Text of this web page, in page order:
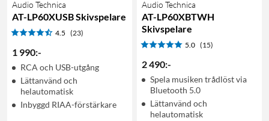
Audio Technica
AT-LP60XUSB Skivspelare
4.5 (23)
1 990:-
RCA och USB-utgång
Lättanvänd och
helautomatisk
Inbyggd RIAA-förstärkare
Audio Technica
AT-LP60XBTWH
Skivspelare
5.0 (15)
2 490:-
Spela musiken trådlöst via
Bluetooth 5.0
Lättanvänd och
helautomatisk